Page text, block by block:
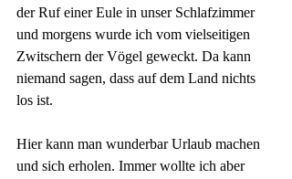
der Ruf einer Eule in unser Schlafzimmer
und morgens wurde ich vom vielseitigen
Zwitschern der Vögel geweckt. Da kann
niemand sagen, dass auf dem Land nichts
los ist.
Hier kann man wunderbar Urlaub machen
und sich erholen. Immer wollte ich aber